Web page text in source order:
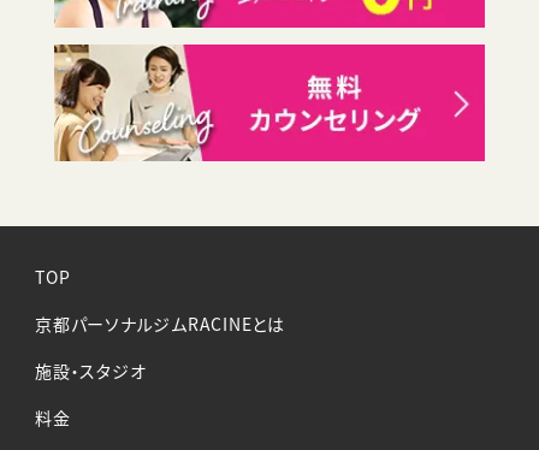
TOP
京都パーソナルジムRACINEとは
施設・スタジオ
料金